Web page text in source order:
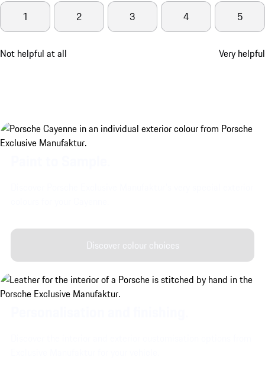
Not helpful at all
1 2 3 4 5
Very helpful
Discover colour choices